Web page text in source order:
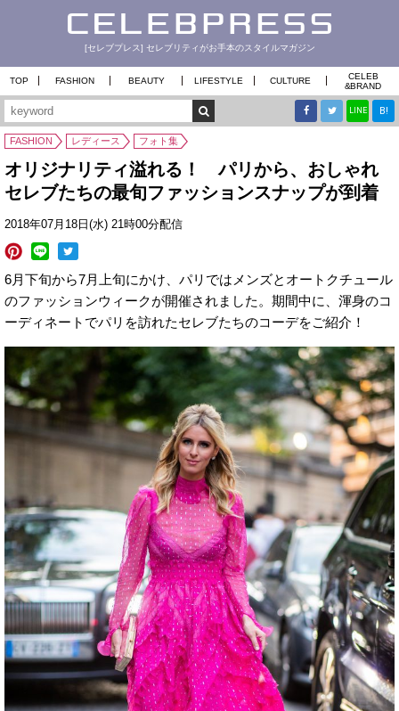
[セレブプレス] セレブリティがお手本のスタイルマガジン
TOP FASHION BEAUTY LIFESTYLE CULTURE
CELEB
&BRAND
LINE B!
FASHION レディース フォト集
オリジナリティ溢れる！ パリから、おしゃれ
セレブたちの最旬ファッションスナップが到着
2018年07月18日(水) 21時00分配信
6月下旬から7月上旬にかけ、パリではメンズとオートクチュール
のファッションウィークが開催されました。期間中に、渾身のコ
ーディネートでパリを訪れたセレブたちのコーデをご紹介！